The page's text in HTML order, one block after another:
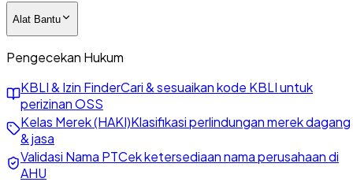
Alat Bantu
Pengecekan Hukum
KBLI & Izin FinderCari & sesuaikan kode KBLI untuk
perizinan OSS
Kelas Merek (HAKI)Klasifikasi perlindungan merek dagang
& jasa
Validasi Nama PTCek ketersediaan nama perusahaan di
AHU